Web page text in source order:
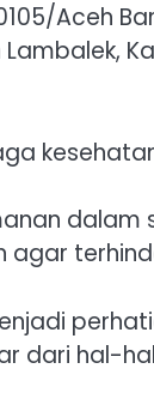
Aceh
dalam
dari hal-